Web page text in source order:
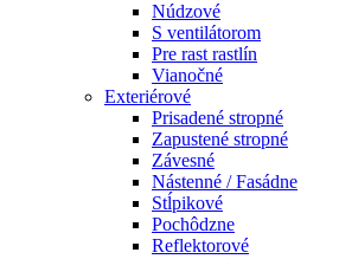
Núdzové
S ventilátorom
Pre rast rastlín
Vianočné
Exteriérové
Prisadené stropné
Zapustené stropné
Závesné
Nástenné / Fasádne
Stĺpikové
Pochôdzne
Reflektorové